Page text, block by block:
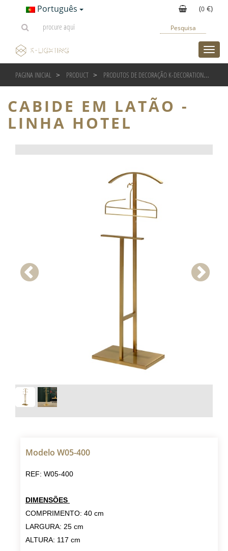
Português (0 €)
Pesquisa
PAGINA INICIAL PRODUCT PRODUTOS DE DECORAÇÃO K-DECORATION
CABIDE EM LATÃO -
LINHA HOTEL
Modelo W05-400
REF: W05-400
DIMENSÕES
COMPRIMENTO: 40 cm
LARGURA: 25 cm
ALTURA: 117 cm